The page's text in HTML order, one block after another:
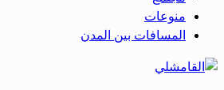
منوعات
المسافات بين المدن